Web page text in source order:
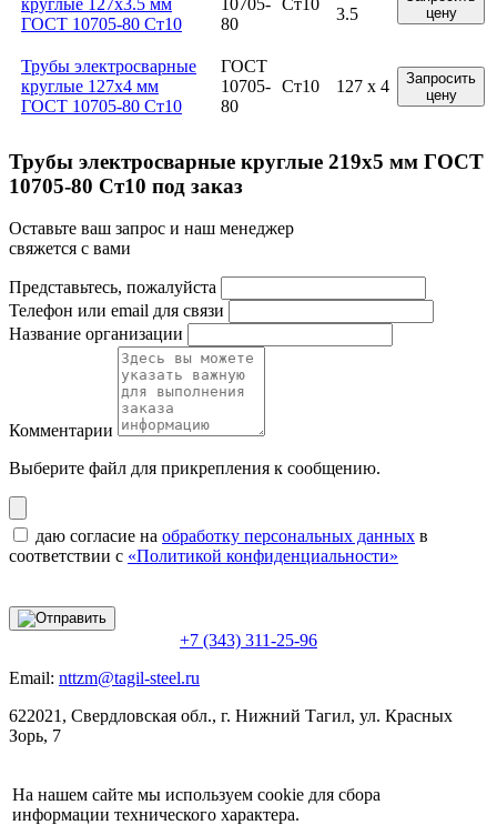
ГОСТ 10705-80 Ст10
80
3.5
цену
Трубы электросварные
круглые 127x4 мм
ГОСТ 10705-80 Ст10
ГОСТ
10705-
80
Ст10 127 x 4
Запросить
цену
Трубы электросварные круглые 219x5 мм ГОСТ
10705-80 Ст10 под заказ
Оставьте ваш запрос и наш менеджер
свяжется с вами
Представьтесь, пожалуйста
Телефон или email для связи
Название организации
Комментарии
Выберите файл для прикрепления к сообщению.
даю согласие на обработку персональных данных в
соответствии с «Политикой конфиденциальности»
+7 (343) 311-25-96
Email: nttzm@tagil-steel.ru
622021, Свердловская обл., г. Нижний Тагил, ул. Красных
Зорь, 7
На нашем сайте мы используем cookie для сбора
информации технического характера.